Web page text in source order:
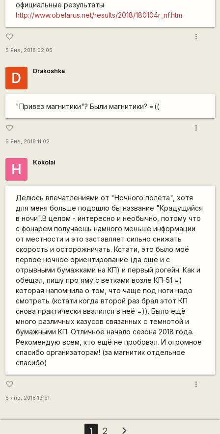
официальные результаты
http://www.obelarus.net/results/2018/180104r_nf.htm
favorite_border
5 Янв, 2018 02:05
more_vert
D Drakoshka
"Привез магнитики"? Были магнитики? =((
favorite_border
5 Янв, 2018 11:02
more_vert
Н Kokolai
Делюсь впечатлениями от "Ночного полёта", хотя
для меня больше подошло бы название "Крадущийся
в ночи".В целом - интересно и необычно, потому что
с фонарём получаешь намного меньше информации
от местности и это заставляет сильно снижать
скорость и осторожничать. Кстати, это было моё
первое ночное ориентирование (да ещё и с
отрывными бумажками на КП) и первый рогейн. Как и
обещал, пишу про яму с ветками возле КП-51 =)
которая напомнила о том, что чаще под ноги надо
смотреть (кстати когда второй раз брал этот КП
снова практически ввалился в неё =)). Было ещё
много различных казусов связанных с темнотой и
бумажными КП. Отличное начало сезона 2018 года.
Рекомендую всем, кто ещё не пробовал. И огромное
спасибо организаторам! (за магнитик отдельное
спасибо)
favorite_border
5 Янв, 2018 13:51
more_vert
1 2 chevron_right